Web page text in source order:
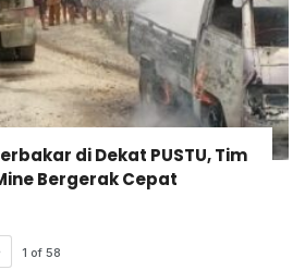
di Dekat PUSTU, Tim
Bergerak Cepat
1 of 58